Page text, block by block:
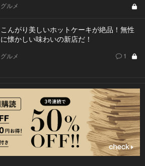
グルメ
こんがり美しいホットケーキが絶品！無性
に懐かしい味わいの新店だ！
グルメ 1